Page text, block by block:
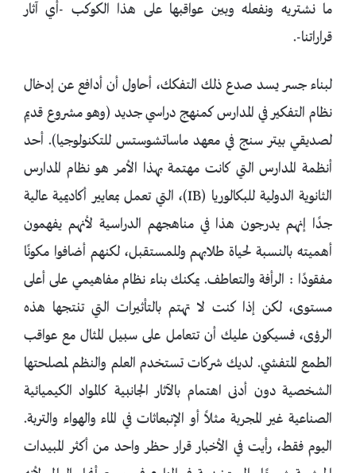
ما نشتريه ونفعله وبين عواقبها على هذا الكوكب -أي آثار
قراراتنا-.
لبناء جسر يسد صدع ذلك التفكك، أحاول أن أدافع عن إدخال
نظام التفكير في المدارس كمنهج دراسي جديد (وهو مشروع قديم
لصديقي بيتر سنج في معهد ماساتشوستس للتكنولوجيا). أحد
أنظمة المدارس التي كانت مهتمة بهذا الأمر هو نظام المدارس
الثانوية الدولية للبكالوريا (IB)، التي تعمل بمعايير أكاديمية عالية
جدًا إنهم يدرجون هذا في مناهجهم الدراسية لأنهم يفهمون
أهميته بالنسبة لحياة طلابهم وللمستقبل، لكنهم أضافوا مكونًا
مفقودًا : الرأفة والتعاطف. يمكنك بناء نظام مفاهيمي على أعلى
مستوى، لكن إذا كنت لا تهتم بالتأثيرات التي تنتجها هذه
الرؤى، فسيكون عليك أن تتعامل على سبيل المثال مع عواقب
الطمع المتفشي. لديك شركات تستخدم العلم والنظم لمصلحتها
الشخصية دون أدنى اهتمام بالآثار الجانبية كالمواد الكيميائية
الصناعية غير المجربة مثلاً أو الإنبعاثات في الماء والهواء والتربة.
اليوم فقط، رأيت في الأخبار قرار حظر واحد من أكثر المبيدات